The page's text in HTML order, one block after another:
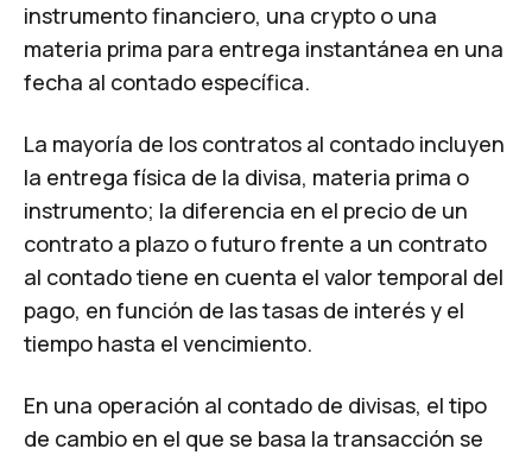
instrumento financiero, una crypto o una
materia prima para entrega instantánea en una
fecha al contado específica.
La mayoría de los contratos al contado incluyen
la entrega física de la divisa, materia prima o
instrumento; la diferencia en el precio de un
contrato a plazo o futuro frente a un contrato
al contado tiene en cuenta el valor temporal del
pago, en función de las tasas de interés y el
tiempo hasta el vencimiento.
En una operación al contado de divisas, el tipo
de cambio en el que se basa la transacción se